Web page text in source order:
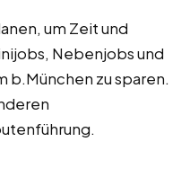
um Zeit und
Nebenjobs und
b.München zu sparen.